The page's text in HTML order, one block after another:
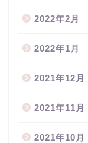
2022年2月
2022年1月
2021年12月
2021年11月
2021年10月